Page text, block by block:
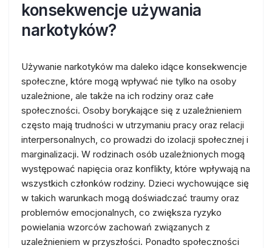
konsekwencje używania
narkotyków?
Używanie narkotyków ma daleko idące konsekwencje
społeczne, które mogą wpływać nie tylko na osoby
uzależnione, ale także na ich rodziny oraz całe
społeczności. Osoby borykające się z uzależnieniem
często mają trudności w utrzymaniu pracy oraz relacji
interpersonalnych, co prowadzi do izolacji społecznej i
marginalizacji. W rodzinach osób uzależnionych mogą
występować napięcia oraz konflikty, które wpływają na
wszystkich członków rodziny. Dzieci wychowujące się
w takich warunkach mogą doświadczać traumy oraz
problemów emocjonalnych, co zwiększa ryzyko
powielania wzorców zachowań związanych z
uzależnieniem w przyszłości. Ponadto społeczności